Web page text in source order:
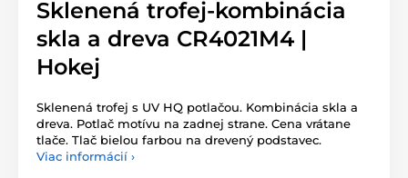
Sklenená trofej-kombinácia
skla a dreva CR4021M4 |
Hokej
Sklenená trofej s UV HQ potlačou. Kombinácia skla a
dreva. Potlač motívu na zadnej strane. Cena vrátane
tlače. Tlač bielou farbou na drevený podstavec.
Viac informácií ›